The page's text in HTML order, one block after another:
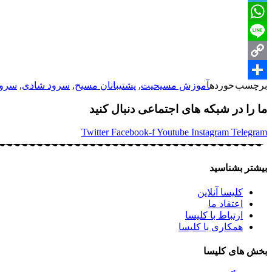
Telegram
WhatsApp
Line
Copy
Link
Share
برچسب خوردهآموزش مسیحیت, پشتیبانان مسیح, سرود شادی,
ما را در شبکه های اجتماعی دنبال کنید
Twitter Facebook-fYoutube Instagram Telegram
بیشتر بشناسید
کلیسا آنلاین
اعتقاد ما
ارتباط با کلیسا
همکاری با کلیسا
بخش های کلیسا